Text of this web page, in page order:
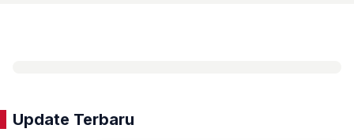
Update Terbaru